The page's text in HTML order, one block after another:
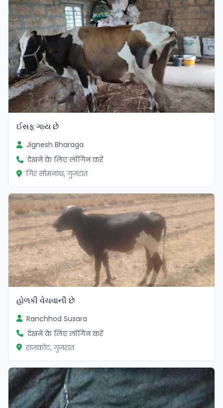
सत्यापित
ઈસફ ગાય છે
Jignesh Bharaga
देखने के लिए लॉगिन करें
गिर सोमनाथ, गुजरात
હોળકી વેચવાની છે
Ranchhod Susara
देखने के लिए लॉगिन करें
राजकोट, गुजरात